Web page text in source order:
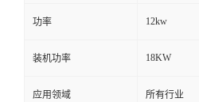
功率 12kw
装机功率 18KW
应用领域 所有行业